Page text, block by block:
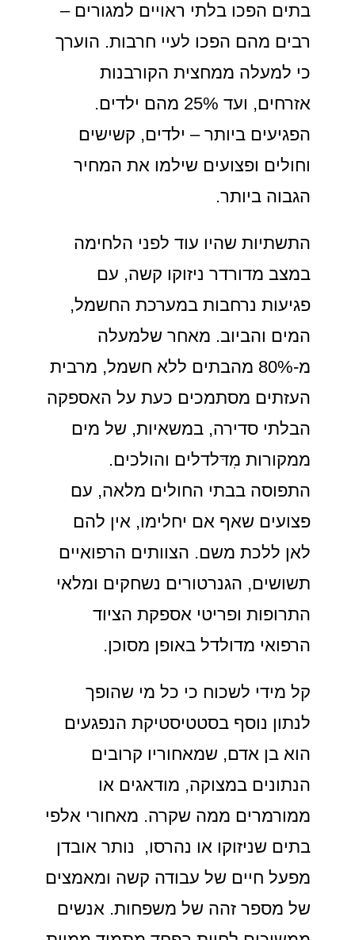
בתים הפכו בלתי ראויים למגורים –
רבים מהם הפכו לעיי חרבות. הוערך
כי למעלה ממחצית הקורבנות
אזרחים, ועד 25% מהם ילדים.
הפגיעים ביותר – ילדים, קשישים
וחולים ופצועים שילמו את המחיר
הגבוה ביותר.
התשתיות שהיו עוד לפני הלחימה
במצב מדורדר ניזוקו קשה, עם
פגיעות נרחבות במערכת החשמל,
המים והביוב. מאחר שלמעלה
מ-80% מהבתים ללא חשמל, מרבית
העזתים מסתמכים כעת על האספקה
הבלתי סדירה, במשאיות, של מים
ממקורות מִדּלדלים והולכים.
התפוסה בבתי החולים מלאה, עם
פצועים שאף אם יחלימו, אין להם
לאן ללכת משם. הצוותים הרפואיים
תשושים, הגנרטורים נשחקים ומלאי
התרופות ופריטי אספקת הציוד
הרפואי מדולדל באופן מסוכן.
קל מידי לשכוח כי כל מי שהופך
לנתון נוסף בסטטיסטיקת הנפגעים
הוא בן אדם, שמאחוריו קרובים
הנתונים במצוקה, מודאגים או
ממורמרים ממה שקרה. מאחורי אלפי
בתים שניזוקו או נהרסו, נותר אובדן
מפעל חיים של עבודה קשה ומאמצים
של מספר זהה של משפחות. אנשים